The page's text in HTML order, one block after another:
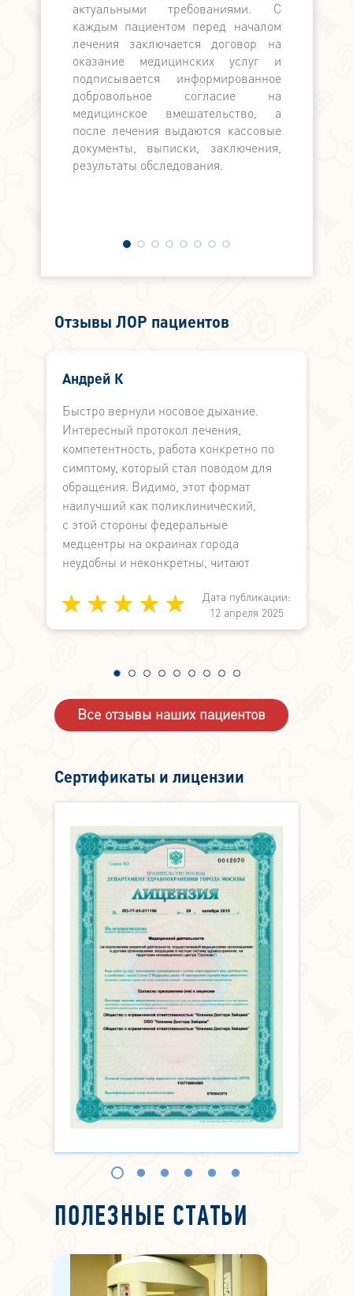
актуальными требованиями. С
каждым пациентом перед началом
лечения заключается договор на
оказание медицинских услуг и
подписывается информированное
добровольное согласие на
медицинское вмешательство, а
после лечения выдаются кассовые
документы, выписки, заключения,
результаты обследования.
Отзывы ЛОР пациентов
Андрей К
Быстро вернули носовое дыхание.
Интересный протокол лечения,
компетентность, работа конкретно по
симптому, который стал поводом для
обращения. Видимо, этот формат
наилучший как поликлинический,
с этой стороны федеральные
медцентры на окраинах города
неудобны и неконкретны, читают
медицине вместо работы по
симптоматике. А здесь не просто знают,
Дата публикации:
12 апреля 2025
Все отзывы наших пациентов
Сертификаты и лицензии
ПОЛЕЗНЫЕ СТАТЬИ